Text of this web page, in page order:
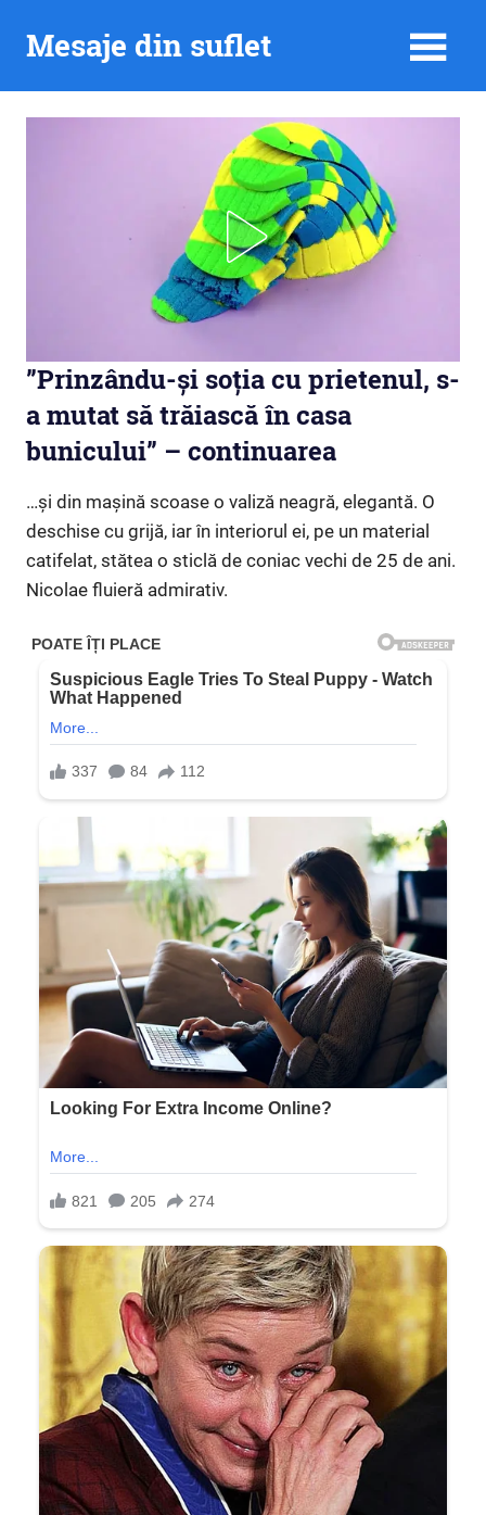
Mesaje din suflet
”Prinzându-și soția cu prietenul, s-
a mutat să trăiască în casa
bunicului” – continuarea
…și din mașină scoase o valiză neagră, elegantă. O
deschise cu grijă, iar în interiorul ei, pe un material
catifelat, stătea o sticlă de coniac vechi de 25 de ani.
Nicolae fluieră admirativ.